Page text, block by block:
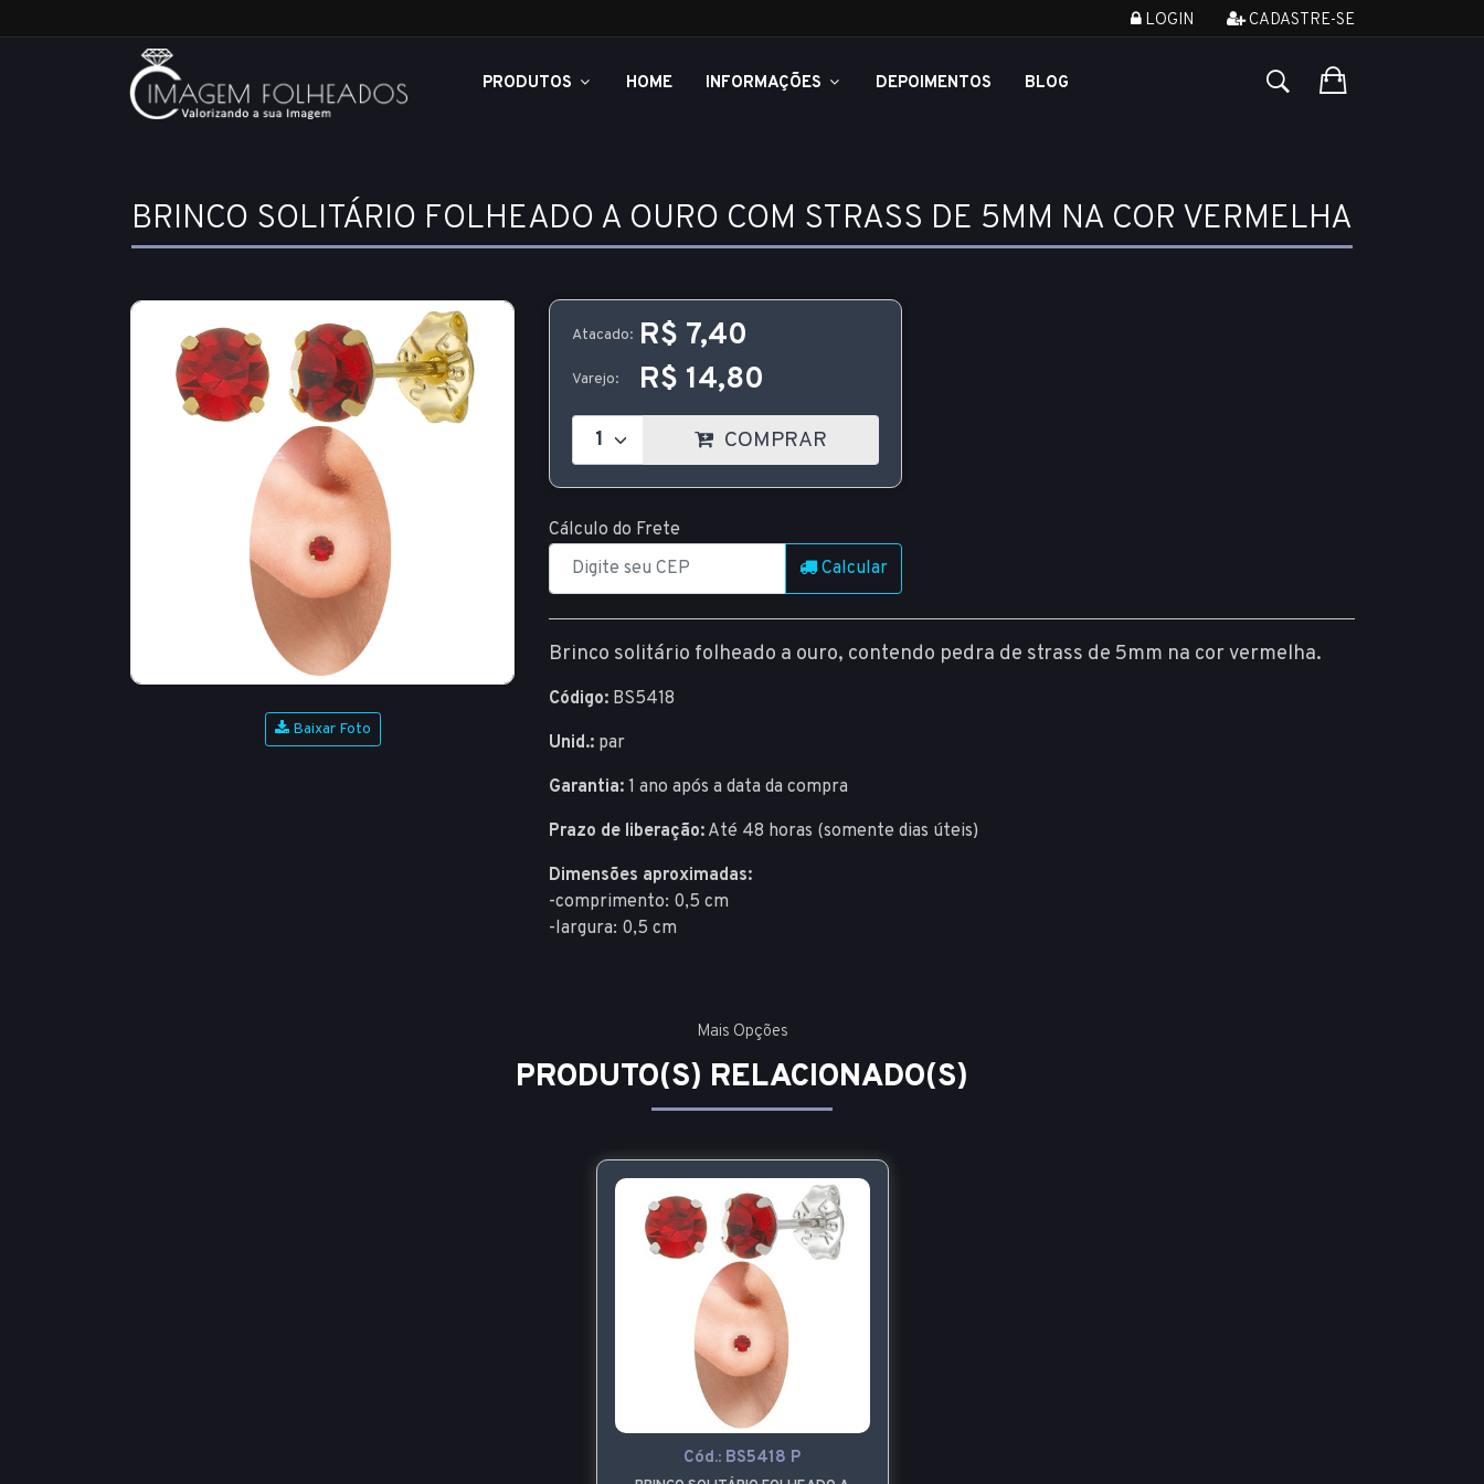
LOGIN CADASTRE-SE
PRODUTOS HOME INFORMAÇÕES DEPOIMENTOS BLOG
BRINCO SOLITÁRIO FOLHEADO A OURO COM STRASS DE 5MM NA COR VERMELHA
Baixar Foto
Atacado: R$ 7,40
Varejo: R$ 14,80
COMPRAR
Cálculo do Frete
Calcular
Brinco solitário folheado a ouro, contendo pedra de strass de 5mm na cor vermelha.
Código: BS5418
Unid.: par
Garantia: 1 ano após a data da compra
Prazo de liberação: Até 48 horas (somente dias úteis)
Dimensões aproximadas:
-comprimento: 0,5 cm
-largura: 0,5 cm
Mais Opções
PRODUTO(S) RELACIONADO(S)
Cód.: BS5418 P